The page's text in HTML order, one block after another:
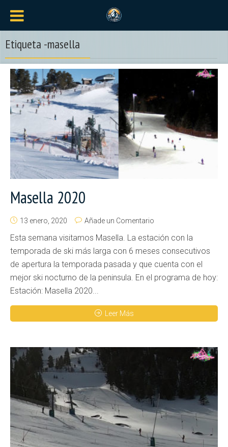
Etiqueta -masella
Masella 2020
13 enero, 2020 Añade un Comentario
Esta semana visitamos Masella. La estación con la
temporada de ski más larga con 6 meses consecutivos
de apertura la temporada pasada y que cuenta con el
mejor ski nocturno de la peninsula. En el programa de hoy:
Estación: Masella 2020...
Leer Más